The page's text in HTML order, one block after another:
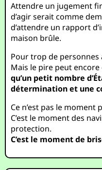
Attendre un jugement
d’agir serait comme
d’attendre un rapport
maison brûle.
Pour trop de personnes
Mais le pire peut
qu’un petit nombre
détermination et une
Ce n’est pas le
C’est le moment des
protection.
C’est le moment de